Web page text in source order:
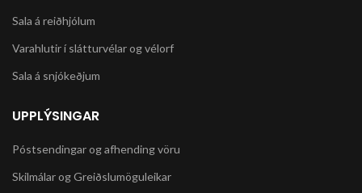
Sala á reiðhjólum
Varahlutir í slátturvélar og vélorf
Sala á snjókeðjum
UPPLÝSINGAR
Póstsendingar og afhending vöru
Skilmálar og Greiðslumöguleikar